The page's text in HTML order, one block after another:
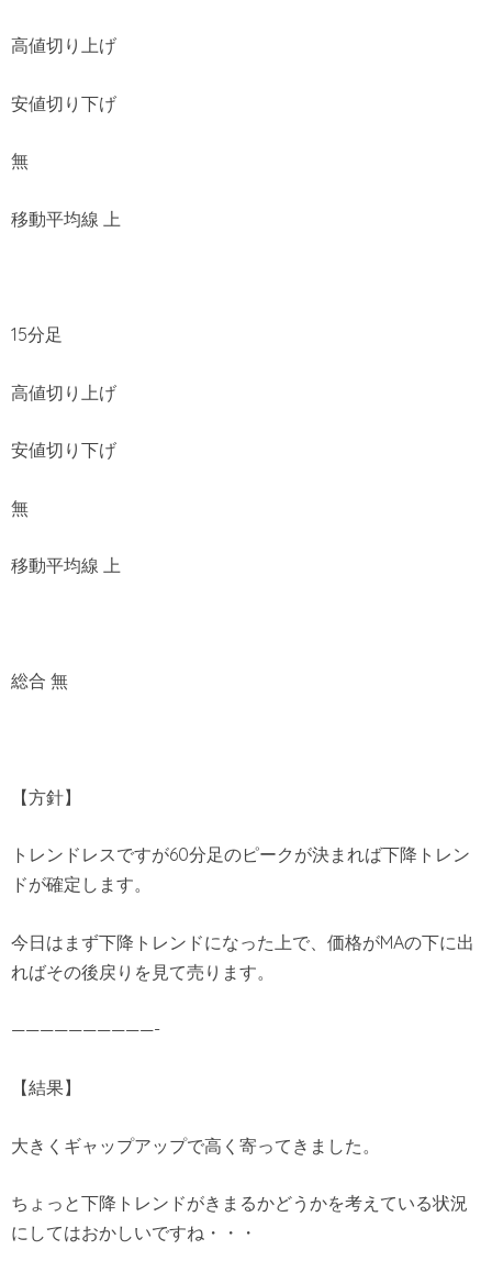
高値切り上げ
安値切り下げ
無
移動平均線 上
15分足
高値切り上げ
安値切り下げ
無
移動平均線 上
総合 無
【方針】
トレンドレスですが60分足のピークが決まれば下降トレン
ドが確定します。
今日はまず下降トレンドになった上で、価格がMAの下に出
ればその後戻りを見て売ります。
——————————-
【結果】
大きくギャップアップで高く寄ってきました。
ちょっと下降トレンドがきまるかどうかを考えている状況
にしてはおかしいですね・・・